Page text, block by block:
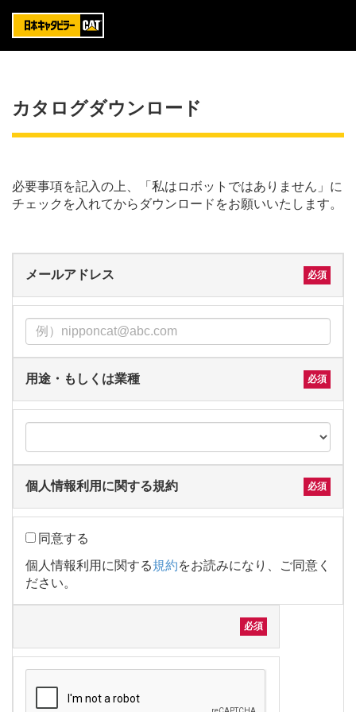
カタログダウンロード
必要事項を記入の上、「私はロボットではありません」に
チェックを入れてからダウンロードをお願いいたします。
メールアドレス
用途・もしくは業種
個人情報利用に関する規約
同意する
個人情報利用に関する規約をお読みになり、ご同意く
ださい。